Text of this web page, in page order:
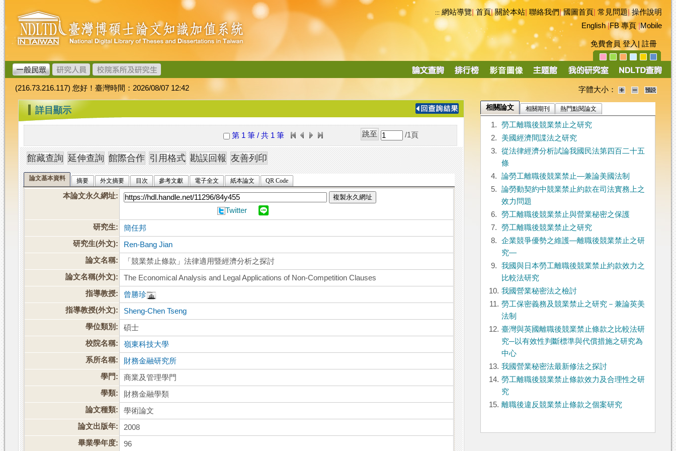
跳
到
主
要
內
容
臺
灣
博
碩
士
論
文
加
值
系
統
::: 網站導覽|首頁|關於本站 聯絡我們|國圖首頁 常見問題|操作說明
English|FB 專頁|Mobile
免費會員 登入 註冊
導
(216.73.216.117) 您好！臺灣時間：2026/08/07 12:42 字體大小：
::: 詳目顯示
第 1 筆 / 共 1 筆 /1 頁
論文基本資料 摘要 外文摘要 目次 參考文獻 電子全文 紙本論文 QR Code
本論文永久網址: 複製永久網址
Twitter
研究生:
簡任邦
研究生(外文):
Ren-Bang Jian
論文名稱:
「競業禁止條款」法律適用暨經濟分析之探討
論文名稱(外文):
The Economical Analysis and Legal Applications of Non-Competition Clauses
指導教授:
曾勝珍
指導教授(外文):
Sheng-Chen Tseng
學位類別:
碩士
校院名稱:
嶺東科技大學
系所名稱:
財務金融研究所
學門:
商業及管理學門
學類:
財務金融學類
論文種類:
學術論文
論文出版年:
2008
畢業學年度:
96
相關論文 相關期刊 熱門點閱論文
1.
勞工離職後競業禁止之研究
2.
美國經濟間諜法之研究
3.
從法律經濟分析試論我國民法第四百二十五
條
4.
論勞工離職後競業禁止—兼論美國法制
5.
論勞動契約中競業禁止約款在司法實務上之
效力問題
6.
勞工離職後競業禁止與營業秘密之保護
7.
勞工離職後競業禁止之研究
8.
企業競爭優勢之維護—離職後競業禁止之研
究—
9.
我國與日本勞工離職後競業禁止約款效力之
比較法研究
10. 我國營業秘密法之檢討
11. 勞工保密義務及競業禁止之研究－兼論英美
法制
12. 臺灣與英國離職後競業禁止條款之比較法研
究─以有效性判斷標準與代償措施之研究為
中心
13. 我國營業秘密法最新修法之探討
14. 勞工離職後競業禁止條款效力及合理性之研
究
15. 離職後違反競業禁止條款之個案研究